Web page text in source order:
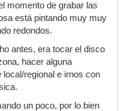
momento de grabar las
está pintando muy muy
redondos.
antes, era tocar el disco
hacer alguna
local/regional e irnos con
un poco, por lo bien